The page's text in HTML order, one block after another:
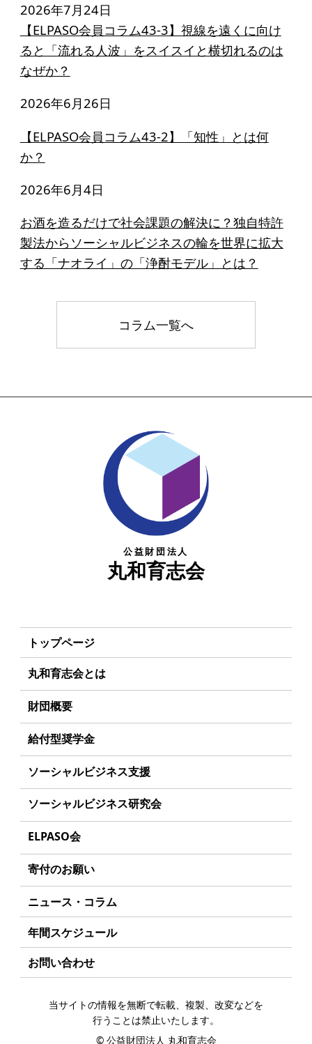
2026年7月24日
【ELPASO会員コラム43-3】視線を遠くに向け
ると「流れる人波」をスイスイと横切れるのは
なぜか？
2026年6月26日
【ELPASO会員コラム43-2】「知性」とは何
か？
2026年6月4日
お酒を造るだけで社会課題の解決に？独自特許
製法からソーシャルビジネスの輪を世界に拡大
する「ナオライ」の「浄酎モデル」とは？
コラム一覧へ
公益財団法人
丸和育志会
トップページ
丸和育志会とは
理事長あいさつ
丸和育志会の目指す未来
学生のみなさんへ
起業を考えているみなさんへ
応援したいみなさんへ
財団概要
理念
組織
年間スケジュール
定款
個人情報保護方針
アクセス
給付型奨学金
事業方針
募集要項
給付型奨学金とは
ソーシャルビジネス支援
事業方針
募集要項
ソーシャルビジネスとは
受賞者一覧
ソーシャルビジネス研究会
研究会のねらい
研究会一覧
ELPASO会
ELPASO会とは
会員限定ページ
寄付のお願い
お手続き
寄付支援者
ニュース・コラム
年間スケジュール
お問い合わせ
当サイトの情報を無断で転載、複製、改変などを
行うことは禁止いたします。
© 公益財団法人 丸和育志会